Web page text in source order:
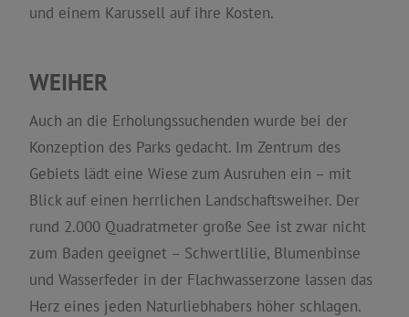
und einem Karussell auf ihre Kosten.
WEIHER
Auch an die Erholungssuchenden wurde bei der
Konzeption des Parks gedacht. Im Zentrum des
Gebiets lädt eine Wiese zum Ausruhen ein – mit
Blick auf einen herrlichen Landschaftsweiher. Der
rund 2.000 Quadratmeter große See ist zwar nicht
zum Baden geeignet – Schwertlilie, Blumenbinse
und Wasserfeder in der Flachwasserzone lassen das
Herz eines jeden Naturliebhabers höher schlagen.